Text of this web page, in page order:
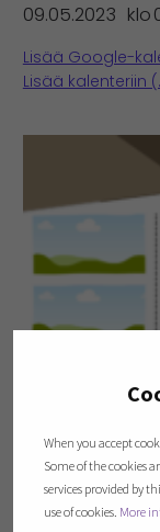
When you accept
Some of the cookies
services provided by
use of cookies. More
09.05.2023 klo
Lisää Google-
Lisää kalenteriin